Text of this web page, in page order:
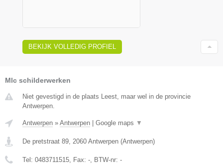
BEKIJK VOLLEDIG PROFIEL
Mlc schilderwerken
Niet gevestigd in de plaats Leest, maar wel in de provincie
Antwerpen.
Antwerpen » Antwerpen Google maps ▼
De pretstraat 89 2060 Antwerpen (Antwerpen)
Tel: 0483711515 , Fax: - , BTW-nr: -